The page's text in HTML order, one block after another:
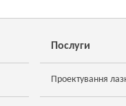
Послуги
Проектування